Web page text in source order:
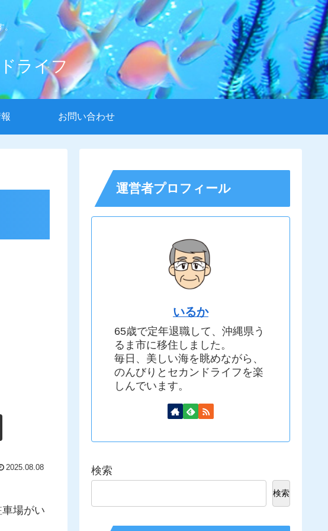
ライフ
お問い合わせ
2025.08.08
場がい
運営者プロフィール
いるか
65歳で定年退職して、沖縄県う
るま市に移住しました。
毎日、美しい海を眺めながら、
のんびりとセカンドライフを楽
しんでいます。
検索
検索